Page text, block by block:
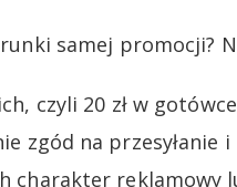
samej promocji?
czyli 20 zł w
zgód na
charakter reklamowy